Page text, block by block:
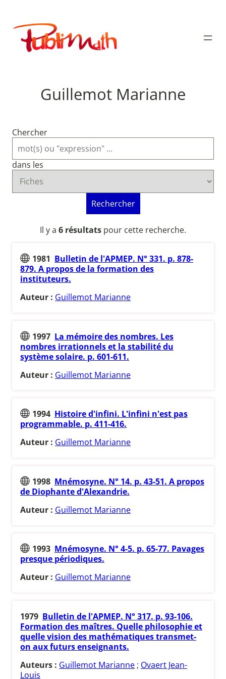
contenu
Publimath
Guillemot Marianne
Chercher
dans les
Rechercher
Il y a 6 résultats pour cette recherche.
1981 Bulletin de l'APMEP. N° 331. p. 878-
879. A propos de la formation des
instituteurs.
Auteur : Guillemot Marianne
1997 La mémoire des nombres. Les
nombres irrationnels et la stabilité du
système solaire. p. 601-611.
Auteur : Guillemot Marianne
1994 Histoire d'infini. L'infini n'est pas
programmable. p. 411-416.
Auteur : Guillemot Marianne
1998 Mnémosyne. N° 14. p. 43-51. A propos
de Diophante d'Alexandrie.
Auteur : Guillemot Marianne
1993 Mnémosyne. N° 4-5. p. 65-77. Pavages
presque périodiques.
Auteur : Guillemot Marianne
1979 Bulletin de l'APMEP. N° 317. p. 93-106.
Formation des maîtres. Quelle philosophie et
quelle vision des mathématiques transmet-
on aux futurs enseignants.
Auteurs : Guillemot Marianne ; Ovaert Jean-
Louis